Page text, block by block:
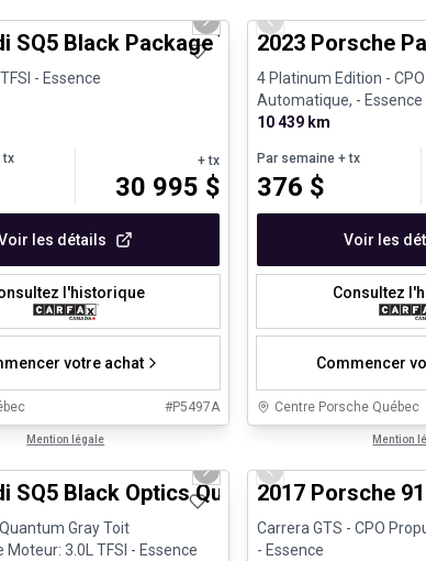
Next slide
SQ5 Black Package Toit panoramique
- Essence
tx + tx
30 995 $
les détails
l'historique
votre achat
#P5497A
Mention légale
Previous slide
2023 Porsche
4 Platinum Edition -
Automatique, - Essence
10 439 km
Par semaine + tx
376 $
Voir les
Consultez
Commencer
Centre Porsche Québec
Mention
certifiés
Next slide
SQ5 Black Optics Quantum Gray Toit
Gray Toit
3.0L TFSI - Essence
Véhicules d'occasion
Previous slide
2017 Porsche
Carrera GTS - CPO
- Essence